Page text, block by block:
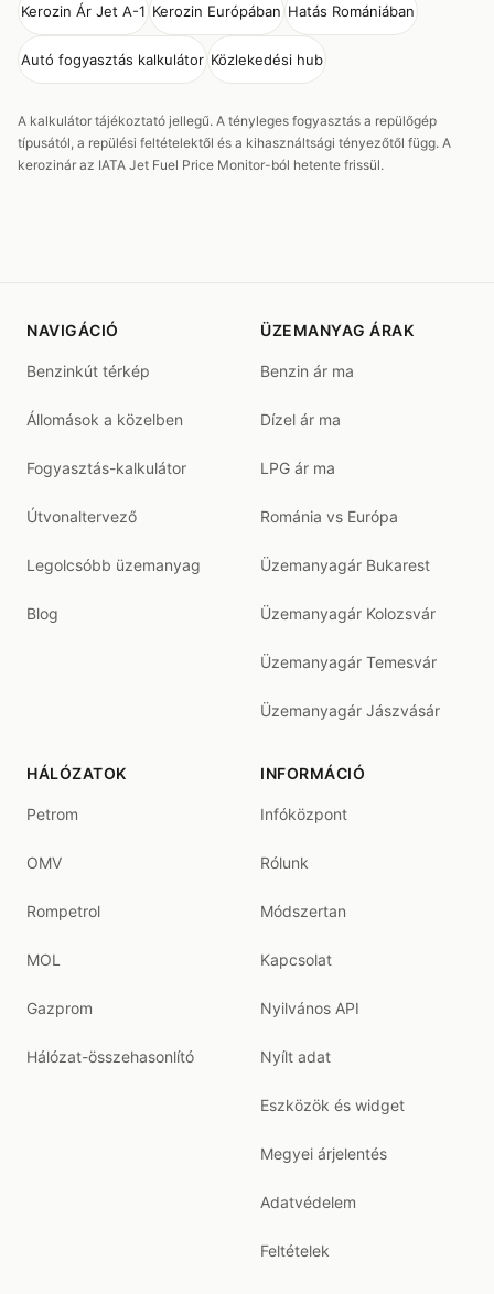
Kerozin Ár Jet A-1 Kerozin Európában Hatás Romániában
Autó fogyasztás kalkulátor Közlekedési hub
A kalkulátor tájékoztató jellegű. A tényleges fogyasztás a repülőgép
típusától, a repülési feltételektől és a kihasználtsági tényezőtől függ. A
kerozinár az IATA Jet Fuel Price Monitor-ból hetente frissül.
NAVIGÁCIÓ
Benzinkút térkép
Állomások a közelben
Fogyasztás-kalkulátor
Útvonaltervező
Legolcsóbb üzemanyag
Blog
ÜZEMANYAG ÁRAK
Benzin ár ma
Dízel ár ma
LPG ár ma
Románia vs Európa
Üzemanyagár Bukarest
Üzemanyagár Kolozsvár
Üzemanyagár Temesvár
Üzemanyagár Jászvásár
HÁLÓZATOK
Petrom
OMV
Rompetrol
MOL
Gazprom
Hálózat-összehasonlító
INFORMÁCIÓ
Infóközpont
Rólunk
Módszertan
Kapcsolat
Nyilvános API
Nyílt adat
Eszközök és widget
Megyei árjelentés
Adatvédelem
Feltételek